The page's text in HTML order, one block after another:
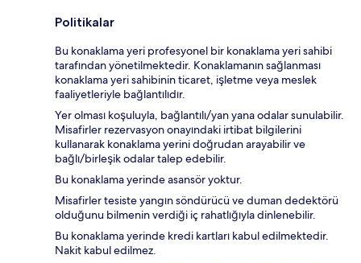
Politikalar
Bu konaklama yeri profesyonel bir konaklama yeri sahibi
tarafından yönetilmektedir. Konaklamanın sağlanması
konaklama yeri sahibinin ticaret, işletme veya meslek
faaliyetleriyle bağlantılıdır.
Yer olması koşuluyla, bağlantılı/yan yana odalar sunulabilir.
Misafirler rezervasyon onayındaki irtibat bilgilerini
kullanarak konaklama yerini doğrudan arayabilir ve
bağlı/birleşik odalar talep edebilir.
Bu konaklama yerinde asansör yoktur.
Misafirler tesiste yangın söndürücü ve duman dedektörü
olduğunu bilmenin verdiği iç rahatlığıyla dinlenebilir.
Bu konaklama yerinde kredi kartları kabul edilmektedir.
Nakit kabul edilmez.